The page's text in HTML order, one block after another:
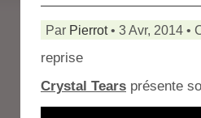
Par Pierrot• 3 Avr, 2014 •
reprise
Crystal Tears présente